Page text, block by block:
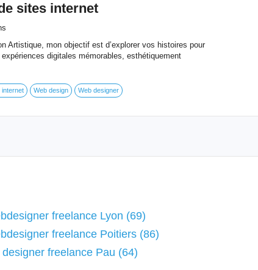
sites internet
Artistique, mon objectif est d’explorer vos histoires pour
digitales mémorables, esthétiquement
internet Web design Web designer
freelance Lyon (69)
freelance Poitiers (86)
designer freelance Pau (64)